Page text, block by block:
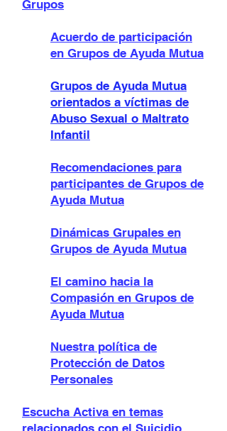
Grupos
Acuerdo de participación
en Grupos de Ayuda Mutua
Grupos de Ayuda Mutua
orientados a víctimas de
Abuso Sexual o Maltrato
Infantil
Recomendaciones para
participantes de Grupos de
Ayuda Mutua
Dinámicas Grupales en
Grupos de Ayuda Mutua
El camino hacia la
Compasión en Grupos de
Ayuda Mutua
Nuestra política de
Protección de Datos
Personales
Escucha Activa en temas
relacionados con el Suicidio